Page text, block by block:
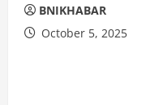
BNIKHABAR
October 5, 2025